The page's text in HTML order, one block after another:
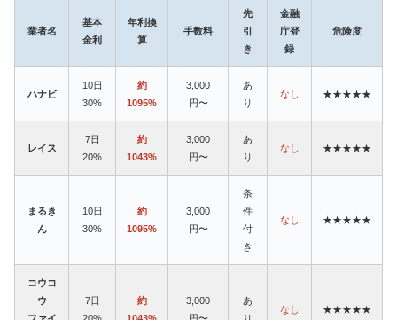
業者名
基本
金利
年利換
算
手数料
先
引
き
金融
庁登
録
危険度
ハナビ
10日
30%
約
1095%
3,000
円〜
あ
り
なし ★★★★★
レイス
7日
20%
約
1043%
3,000
円〜
あ
り
なし ★★★★★
まるき
ん
10日
30%
約
1095%
3,000
円〜
条
件
付
き
なし ★★★★★
コウコ
ウ
7日
約
3,000
あ
なし ★★★★★